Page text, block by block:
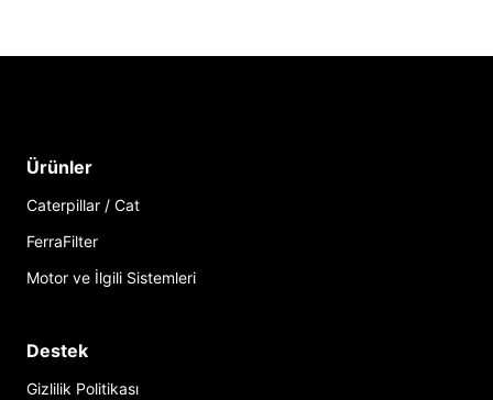
Ürünler
Caterpillar / Cat
FerraFilter
Motor ve İlgili Sistemleri
Destek
Gizlilik Politikası